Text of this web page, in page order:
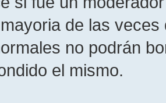
de las
no podrán
el mismo.